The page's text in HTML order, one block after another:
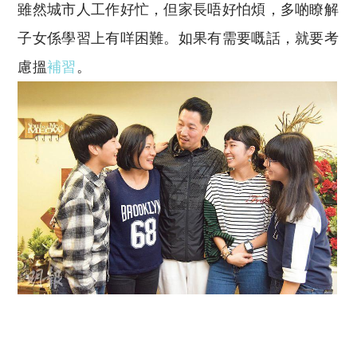
雖然城市人工作好忙，但家長唔好怕煩，多啲瞭解
子女係學習上有咩困難。如果有需要嘅話，就要考
慮搵補習 。